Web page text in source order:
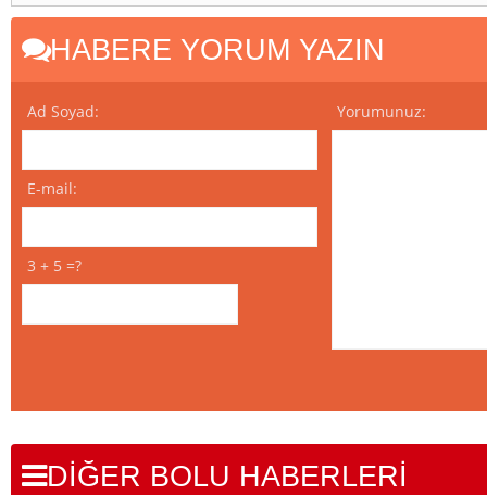
HABERE YORUM YAZIN
Ad Soyad:
E-mail:
3 + 5 =?
Yorumunuz:
DİĞER BOLU HABERLERİ